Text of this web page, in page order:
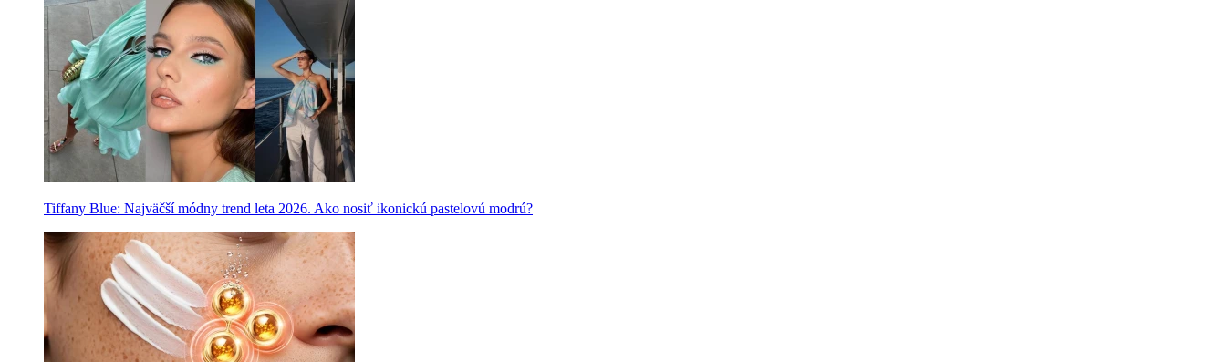
Tiffany Blue: Najväčší módny trend leta 2026. Ako nosiť ikonickú pastelovú modrú?